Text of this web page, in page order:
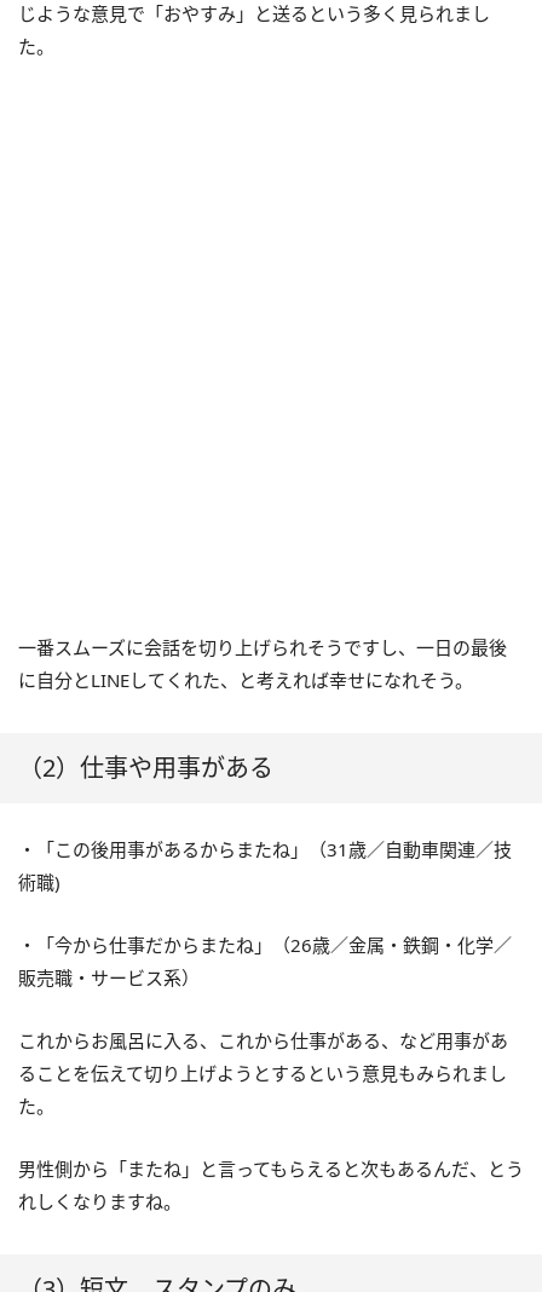
じような意見で「おやすみ」と送るという多く見られまし
た。
一番スムーズに会話を切り上げられそうですし、一日の最後
に自分とLINEしてくれた、と考えれば幸せになれそう。
（2）仕事や用事がある
・「この後用事があるからまたね」（31歳／自動車関連／技
術職)
・「今から仕事だからまたね」（26歳／金属・鉄鋼・化学／
販売職・サービス系）
これからお風呂に入る、これから仕事がある、など用事があ
ることを伝えて切り上げようとするという意見もみられまし
た。
男性側から「またね」と言ってもらえると次もあるんだ、とう
れしくなりますね。